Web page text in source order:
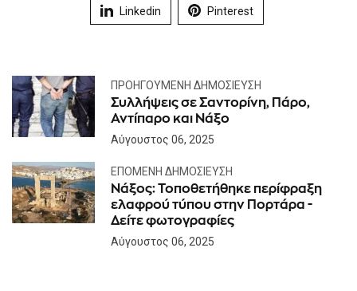
Linkedin Pinterest
ΠΡΟΗΓΟΎΜΕΝΗ ΔΗΜΟΣΊΕΥΣΗ
Συλλήψεις σε Σαντορίνη, Πάρο,
Αντίπαρο και Νάξο
Αύγουστος 06, 2025
ΕΠΌΜΕΝΗ ΔΗΜΟΣΊΕΥΣΗ
Νάξος: Τοποθετήθηκε περίφραξη
ελαφρού τύπου στην Πορτάρα -
Δείτε φωτογραφίες
Αύγουστος 06, 2025